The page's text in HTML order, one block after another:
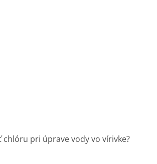
chlóru pri úprave vody vo vírivke?